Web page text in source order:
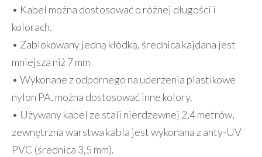
• Kabel można dostosować o różnej długości i
kolorach.
• Zablokowany jedną kłódką, średnica kajdana jest
mniejsza niż 7 mm
• Wykonane z odpornego na uderzenia plastikowe
nylon PA, można dostosować inne kolory.
• Używany kabel ze stali nierdzewnej 2,4 metrów,
zewnętrzna warstwa kabla jest wykonana z anty-UV
PVC (średnica 3,5 mm).